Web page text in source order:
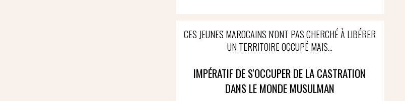
CES JEUNES MAROCAINS N'ONT PAS CHERCHÉ À LIBÉRER
UN TERRITOIRE OCCUPÉ MAIS...
IMPÉRATIF DE S'OCCUPER DE LA CASTRATION
DANS LE MONDE MUSULMAN